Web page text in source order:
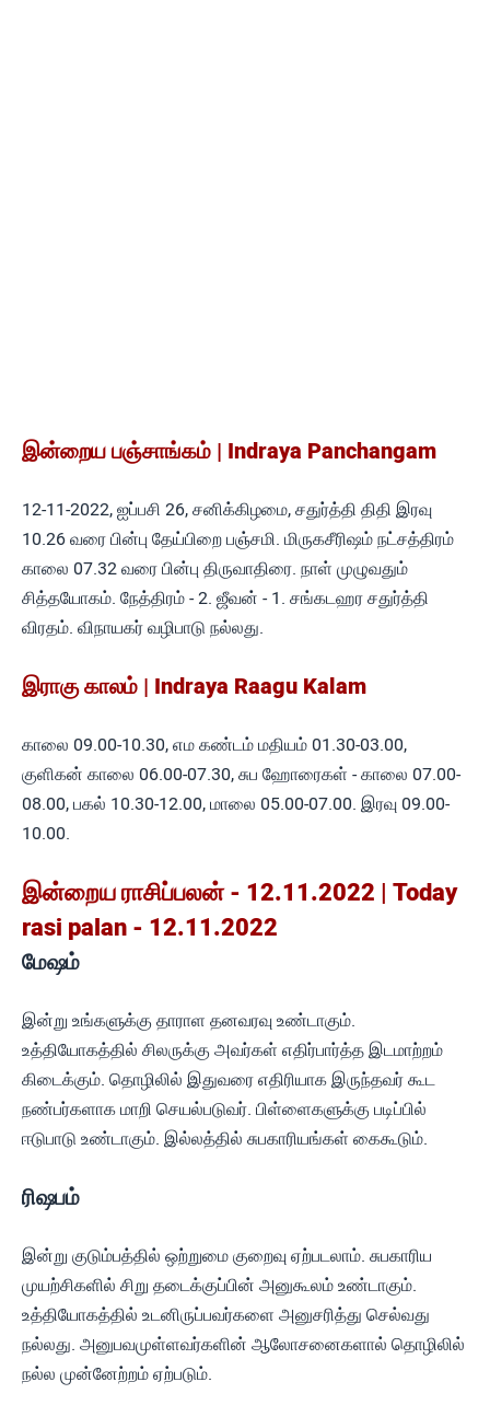
இன்றைய பஞ்சாங்கம் | Indraya Panchangam
12-11-2022, ஐப்பசி 26, சனிக்கிழமை, சதுர்த்தி திதி இரவு
10.26 வரை பின்பு தேய்பிறை பஞ்சமி. மிருகசீரிஷம் நட்சத்திரம்
காலை 07.32 வரை பின்பு திருவாதிரை. நாள் முழுவதும்
சித்தயோகம். நேத்திரம் - 2. ஜீவன் - 1. சங்கடஹர சதுர்த்தி
விரதம். விநாயகர் வழிபாடு நல்லது.
இராகு காலம் | Indraya Raagu Kalam
காலை 09.00-10.30, எம கண்டம் மதியம் 01.30-03.00,
குளிகன் காலை 06.00-07.30, சுப ஹோரைகள் - காலை 07.00-
08.00, பகல் 10.30-12.00, மாலை 05.00-07.00. இரவு 09.00-
10.00.
இன்றைய ராசிப்பலன் - 12.11.2022 | Today
rasi palan - 12.11.2022
மேஷம்
இன்று உங்களுக்கு தாராள தனவரவு உண்டாகும்.
உத்தியோகத்தில் சிலருக்கு அவர்கள் எதிர்பார்த்த இடமாற்றம்
கிடைக்கும். தொழிலில் இதுவரை எதிரியாக இருந்தவர் கூட
நண்பர்களாக மாறி செயல்படுவர். பிள்ளைகளுக்கு படிப்பில்
ஈடுபாடு உண்டாகும். இல்லத்தில் சுபகாரியங்கள் கைகூடும்.
ரிஷபம்
இன்று குடும்பத்தில் ஒற்றுமை குறைவு ஏற்படலாம். சுபகாரிய
முயற்சிகளில் சிறு தடைக்குப்பின் அனுகூலம் உண்டாகும்.
உத்தியோகத்தில் உடனிருப்பவர்களை அனுசரித்து செல்வது
நல்லது. அனுபவமுள்ளவர்களின் ஆலோசனைகளால் தொழிலில்
நல்ல முன்னேற்றம் ஏற்படும்.